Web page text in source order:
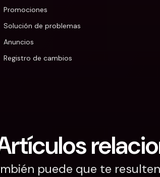
Promociones
Solución de problemas
Anuncios
Registro de cambios
puede que te